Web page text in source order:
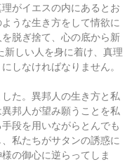
がイエスの内にあるとお
うな生き方をして情欲に
脱ぎ捨て、心の底から新
しい人を身に着け、真理
しなければなりません。
た。異邦人の生き方と私
邦人が望み願うことを私
段を用いながらとんでも
私たちがサタンの誘惑に
の御心に逆らってしま